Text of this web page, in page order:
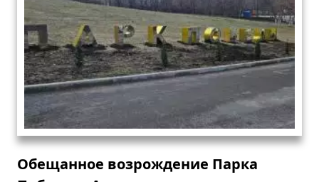
Обещанное возрождение Парка